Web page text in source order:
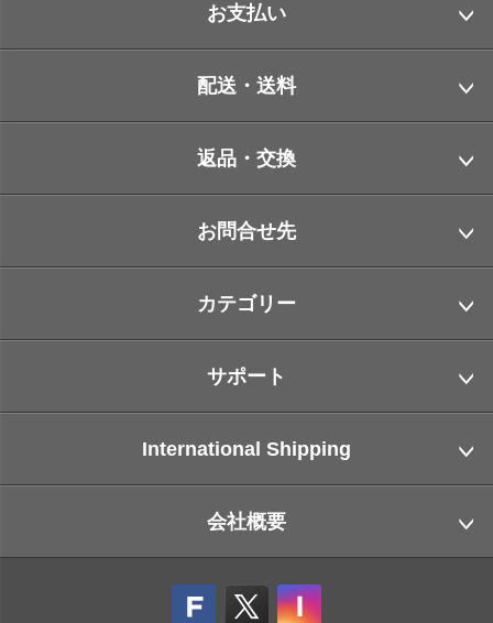
お支払い
配送・送料
返品・交換
お問合せ先
カテゴリー
サポート
International Shipping
会社概要